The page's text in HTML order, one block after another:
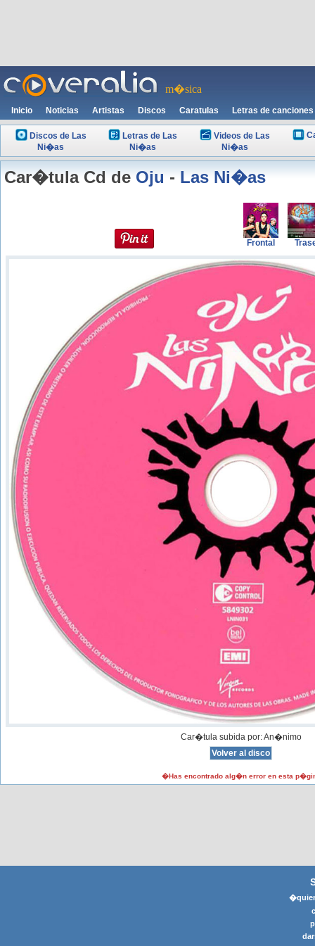
m�sica
Inicio Noticias Artistas Discos Caratulas Letras de canciones
Discos de Las
Ni�as
Letras de Las
Ni�as
Videos de Las
Ni�as
Car�tula Cd de Oju - Las Ni�as
Frontal
Car�tula subida por: An�nimo
�Has encontrado alg�n error en esta